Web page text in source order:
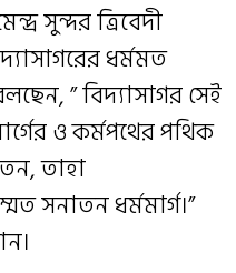
সুন্দর ত্রিবেদী
ধর্মমত
” বিদ্যাসাগর সেই
ও কর্মপথের পথিক
তাহা
সনাতন ধর্মমার্গ।”